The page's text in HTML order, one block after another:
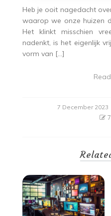
Heb je ooit nagedacht
waarop we onze huizen
Het klinkt misschien
nadenkt, is het eigenlijk
vorm van […]
7 December 2023